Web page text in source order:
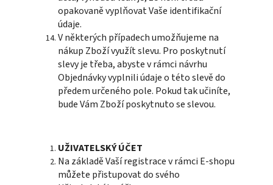
opakovaně vyplňovat Vaše identifikační
údaje.
V některých případech umožňujeme na
nákup Zboží využít slevu. Pro poskytnutí
slevy je třeba, abyste v rámci návrhu
Objednávky vyplnili údaje o této slevě do
předem určeného pole. Pokud tak učiníte,
bude Vám Zboží poskytnuto se slevou.
UŽIVATELSKÝ ÚČET
Na základě Vaší registrace v rámci E-shopu
můžete přistupovat do svého